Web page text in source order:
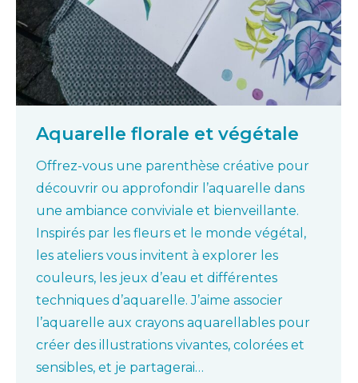
Aquarelle florale et végétale
Offrez-vous une parenthèse créative pour
découvrir ou approfondir l’aquarelle dans
une ambiance conviviale et bienveillante.
Inspirés par les fleurs et le monde végétal,
les ateliers vous invitent à explorer les
couleurs, les jeux d’eau et différentes
techniques d’aquarelle. J’aime associer
l’aquarelle aux crayons aquarellables pour
créer des illustrations vivantes, colorées et
sensibles, et je partagerai…